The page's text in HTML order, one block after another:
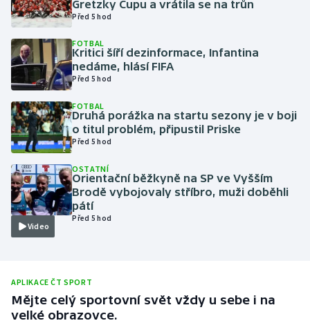
Lezení
Lyže a snowboard
Moderní pětiboj
Motorsport
Parasport
Plavání
Gretzky Cupu a vrátila se na trůn
Před 5 hod
FOTBAL
Kritici šíří dezinformace, Infantina
nedáme, hlásí FIFA
Před 5 hod
FOTBAL
Druhá porážka na startu sezony je v boji
o titul problém, připustil Priske
Před 5 hod
Video
OSTATNÍ
Orientační běžkyně na SP ve Vyšším
Brodě vybojovaly stříbro, muži doběhli
pátí
Před 5 hod
APLIKACE ČT SPORT
Mějte celý sportovní svět vždy u sebe i na
velké obrazovce.